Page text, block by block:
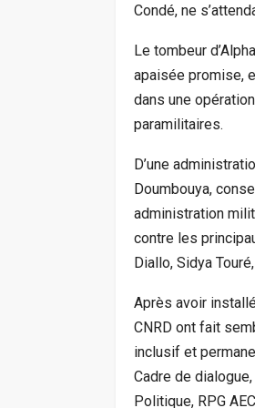
Condé, ne
Le tombeur
apaisée promise,
dans une
paramilitaires.
D’une
Doumbouya,
administration
contre les
Diallo, Sidya
Après avoir
CNRD ont fait
inclusif et
Cadre de
Politique, RPG